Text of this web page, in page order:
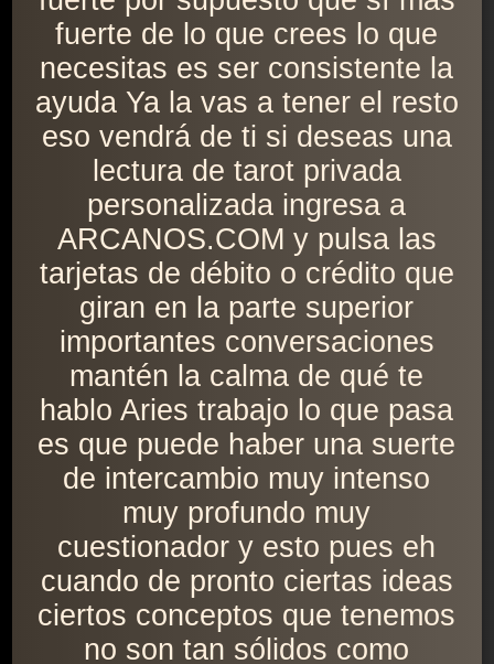
fuerte de lo que crees lo que
necesitas es ser consistente la
ayuda Ya la vas a tener el resto
eso vendrá de ti si deseas una
lectura de tarot privada
personalizada ingresa a
ARCANOS.COM y pulsa las
tarjetas de débito o crédito que
giran en la parte superior
importantes conversaciones
mantén la calma de qué te
hablo Aries trabajo lo que pasa
es que puede haber una suerte
de intercambio muy intenso
muy profundo muy
cuestionador y esto pues eh
cuando de pronto ciertas ideas
ciertos conceptos que tenemos
no son tan sólidos como